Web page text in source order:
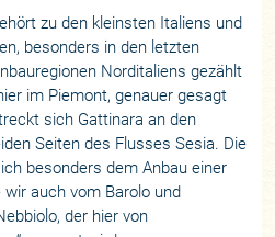
zu den kleinsten Italiens und
besonders in den letzten
Norditaliens gezählt
im Piemont, genauer gesagt
sich Gattinara an den
Seiten des Flusses Sesia. Die
besonders dem Anbau einer
auch vom Barolo und
der hier von